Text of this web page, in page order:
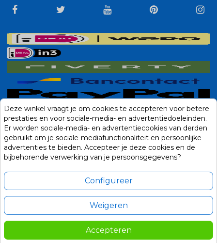
Deze winkel vraagt je om cookies te accepteren voor betere
prestaties en voor sociale-media- en advertentiedoeleinden.
Er worden sociale-media- en advertentiecookies van derden
gebruikt om je sociale-mediafunctionaliteit en persoonlijke
advertenties te bieden. Accepteer je deze cookies en de
bijbehorende verwerking van je persoonsgegevens?
Configureer
Weigeren
Accepteren